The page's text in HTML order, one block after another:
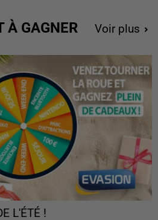
À GAGNER Voir plus
L'ÉTÉ !